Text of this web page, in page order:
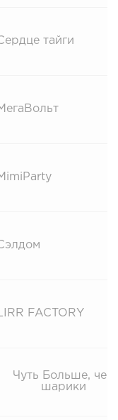
тайги
FACTORY
Чуть Больше, чем
шарики